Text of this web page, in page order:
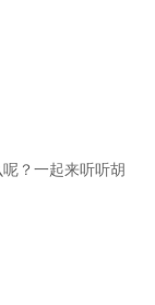
？一起来听听胡